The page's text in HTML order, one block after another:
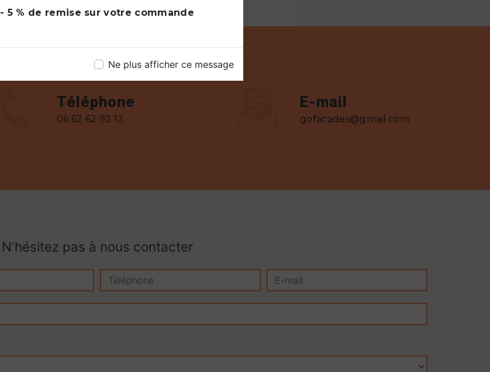
- 5 % de remise sur votre commande
Ne plus afficher ce message
Téléphone
06 62 62 92 13
E-mail
gofacades@gmail.com
N'hésitez pas à nous contacter